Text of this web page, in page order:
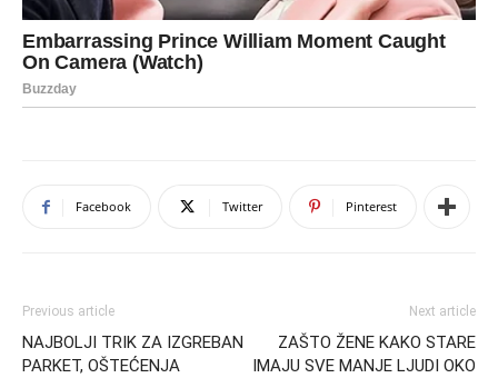
Facebook Twitter Pinterest
Previous article
NAJBOLJI TRIK ZA IZGREBAN
PARKET, OŠTEĆENJA
Next article
ZAŠTO ŽENE KAKO STARE
IMAJU SVE MANJE LJUDI OKO